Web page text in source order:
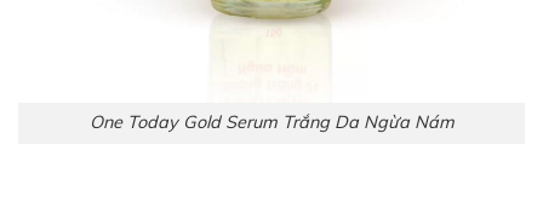
One Today Gold Serum Trắng Da Ngừa Nám